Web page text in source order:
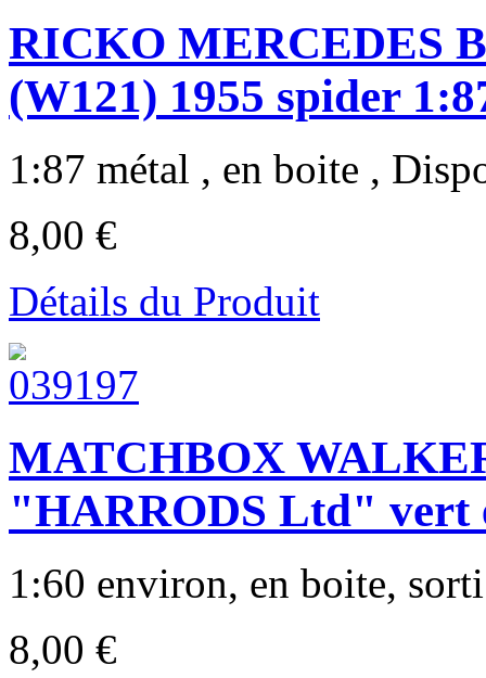
RICKO MERCEDES
(W121) 1955 spider
1:87 métal , en boite ,
8,00 €
Détails du Produit
MATCHBOX
"HARRODS Ltd" vert
1:60 environ, en boite,
8,00 €